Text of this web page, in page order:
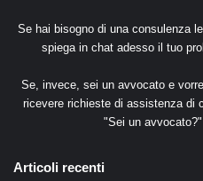
Se hai bisogno di una consulenza
spiega in chat adesso il tuo
Se, invece, sei un avvocato e
ricevere richieste di assistenza di
"Sei un avvocato?
Articoli recenti